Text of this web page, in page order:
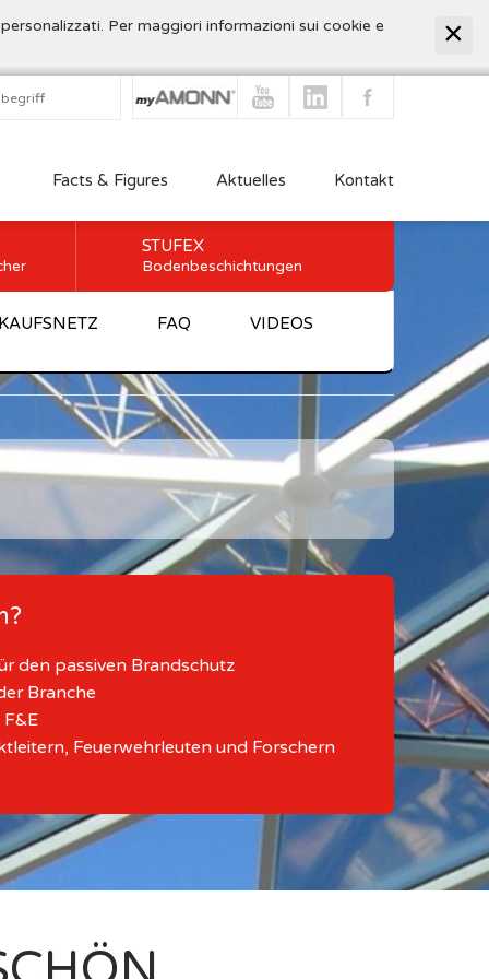
Per maggiori informazioni sui cookie e
Facts & Figures Aktuelles Kontakt
FAQ VIDEOS
STUFEX
Bodenbeschichtungen
den passiven Brandschutz
Branche
Feuerwehrleuten und Forschern